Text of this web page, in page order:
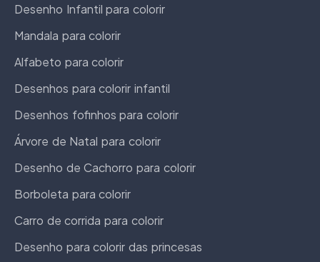
Desenho Infantil para colorir
Mandala para colorir
Alfabeto para colorir
Desenhos para colorir infantil
Desenhos fofinhos para colorir
Árvore de Natal para colorir
Desenho de Cachorro para colorir
Borboleta para colorir
Carro de corrida para colorir
Desenho para colorir das princesas